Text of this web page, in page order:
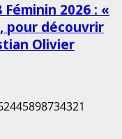
2026 : «
pour découvrir
Olivier